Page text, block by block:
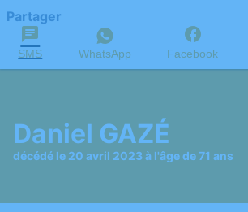
Partager
SMS WhatsApp Facebook
Daniel GAZÉ
décédé le 20 avril 2023 à l'âge de 71 ans